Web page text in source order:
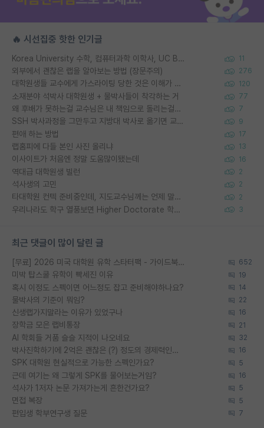
🔥 시선집중 핫한 인기글
Korea University 수학, 컴퓨터과학 이학사, UC Berkeley 산업공학 대학원 공학박사가 되는 것은 쉽지 않겠죠? 11
외부에서 괜찮은 랩을 알아보는 방법 (장문주의) 276
대학원생들 교수에게 가스라이팅 당한 것은 이해가 갑니다. 안타깝네요. 120
소재분야 석박사 대학원생 + 물박사들이 착각하는 거 77
왜 후배가 못하는걸 교수님은 내 책임으로 돌리는걸까요? 7
SSH 박사과정을 그만두고 지방대 박사로 옮기면 교수의 꿈은 끝일까요? 9
편애 하는 방법 17
랩홈피에 다들 본인 사진 올리냐 13
이사이트가 처음엔 정말 도움많이됐는데 16
역대급 대학원생 빌런 2
석사생의 고민 2
타대학원 컨텍 준비중인데, 지도교수님께는 언제 말씀드려야 할까요? 2
우리나라도 학구 열풍보면 Higher Doctorate 학위가 필요하다고 봅니다. 3
최근 댓글이 많이 달린 글
[무료] 2026 미국 대학원 유학 스타터팩 - 가이드북 & 합격자 컨택메일 템플릿 652
미박 탑스쿨 유학이 빡세진 이유 19
혹시 이정도 스펙이면 어느정도 잡고 준비해야하나요? 14
물박사의 기준이 뭐임? 22
신생랩가지말라는 이유가 있었구나 16
장학금 모은 랩비통장 21
AI 학회들 거품 슬슬 지적이 나오네요 32
박사진학하기에 2억은 괜찮은 (?) 정도의 경제력인가요 16
SPK 대학원 현실적으로 가능한 스펙인가요? 5
근데 여기는 왜 그렇게 SPK를 물어보는거임? 16
석사가 1저자 논문 가져가는게 흔한건가요? 5
면접 복장 5
편입생 학부연구생 질문 7